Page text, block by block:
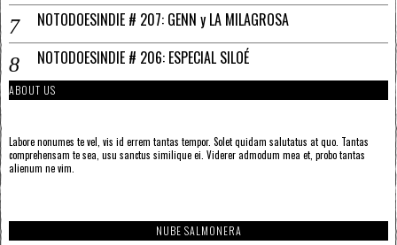
NOTODOESINDIE # 207: GENN y LA MILAGROSA
NOTODOESINDIE # 206: ESPECIAL SILOÉ
ABOUT US
Labore nonumes te vel, vis id errem tantas tempor. Solet quidam salutatus at quo. Tantas
comprehensam te sea, usu sanctus similique ei. Viderer admodum mea et, probo tantas
alienum ne vim.
NUBE SALMONERA